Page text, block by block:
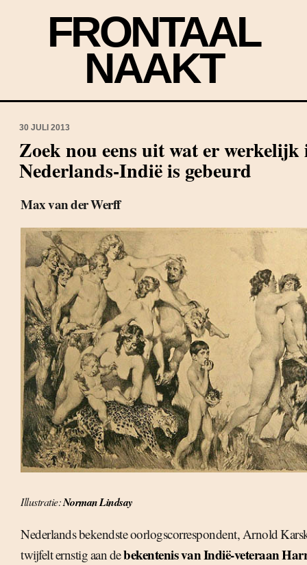
FRONTAAL
NAAKT
30 JULI 2013
Zoek nou eens uit wat er werkelijk
Nederlands-Indië is gebeurd
Max van der Werff
Illustratie:Norman Lindsay
Nederlands bekendste oorlogscorrespondent, Arnold
twijfelt ernstig aan debekentenis van Indië-veteraan